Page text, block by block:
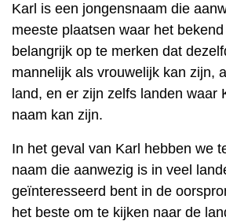
Karl is een jongensnaam die
meeste plaatsen waar het
belangrijk op te merken dat
mannelijk als vrouwelijk kan zijn,
land, en er zijn zelfs landen waar
naam kan zijn.
In het geval van Karl hebben we
naam die aanwezig is in veel
geïnteresseerd bent in de
het beste om te kijken naar de